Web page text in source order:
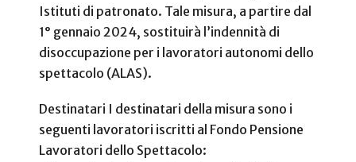
Istituti di patronato. Tale misura, a partire dal
1° gennaio 2024, sostituirà l’indennità di
disoccupazione per i lavoratori autonomi dello
spettacolo (ALAS).
Destinatari I destinatari della misura sono i
seguenti lavoratori iscritti al Fondo Pensione
Lavoratori dello Spettacolo: